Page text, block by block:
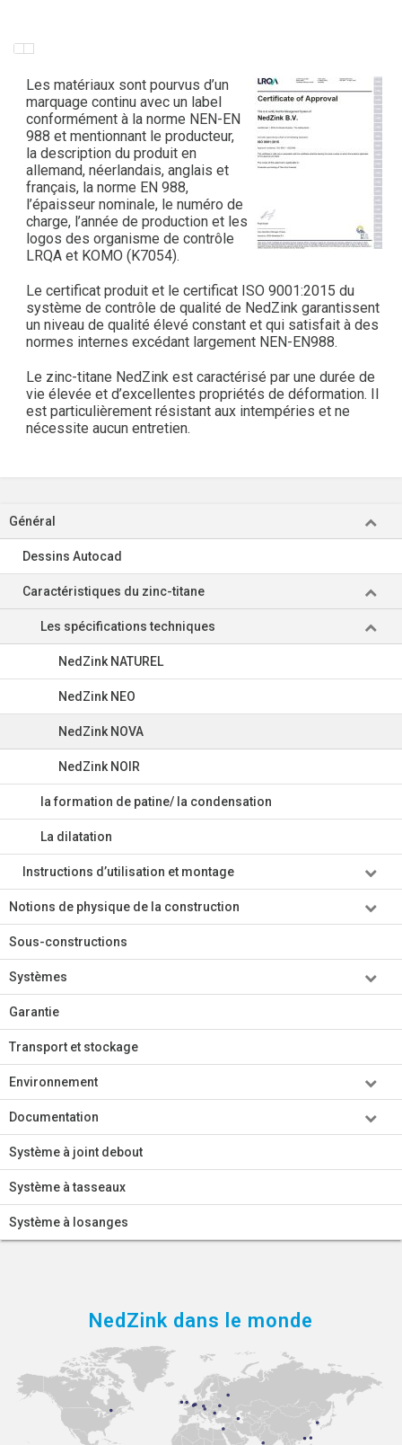
Les matériaux sont pourvus d’un
marquage continu avec un label
conformément à la norme NEN-EN
988 et mentionnant le producteur,
la description du produit en
allemand, néerlandais, anglais et
français, la norme EN 988,
l’épaisseur nominale, le numéro de
charge, l’année de production et les
logos des organisme de contrôle
LRQA et KOMO (K7054).
Le certificat produit et le certificat ISO 9001:2015 du
système de contrôle de qualité de NedZink garantissent
un niveau de qualité élevé constant et qui satisfait à des
normes internes excédant largement NEN-EN988.
Le zinc-titane NedZink est caractérisé par une durée de
vie élevée et d’excellentes propriétés de déformation. Il
est particulièrement résistant aux intempéries et ne
nécessite aucun entretien.
Général
Dessins Autocad
Caractéristiques du zinc-titane
Les spécifications techniques
NedZink NATUREL
NedZink NEO
NedZink NOVA
NedZink NOIR
la formation de patine/ la condensation
La dilatation
Instructions d’utilisation et montage
Notions de physique de la construction
Sous-constructions
Systèmes
Garantie
Transport et stockage
Environnement
Documentation
Système à joint debout
Système à tasseaux
Système à losanges
NedZink dans le monde